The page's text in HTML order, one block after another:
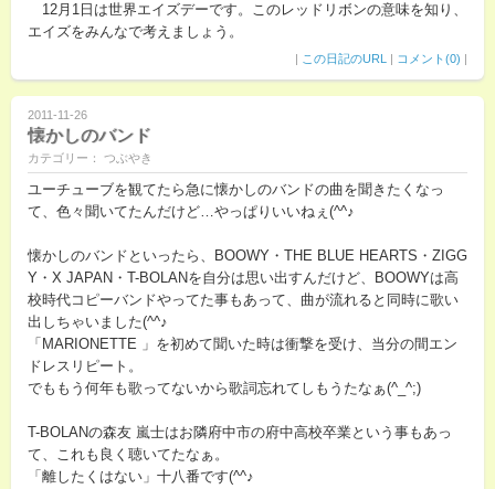
12月1日は世界エイズデーです。このレッドリボンの意味を知り、
エイズをみんなで考えましょう。
| この日記のURL | コメント(0) |
2011-11-26
懐かしのバンド
カテゴリー： つぶやき
ユーチューブを観てたら急に懐かしのバンドの曲を聞きたくなっ
て、色々聞いてたんだけど…やっぱりいいねぇ(^^♪
懐かしのバンドといったら、BOOWY・THE BLUE HEARTS・ZIGG
Y・X JAPAN・T-BOLANを自分は思い出すんだけど、BOOWYは高
校時代コピーバンドやってた事もあって、曲が流れると同時に歌い
出しちゃいました(^^♪
「MARIONETTE 」を初めて聞いた時は衝撃を受け、当分の間エン
ドレスリピート。
でももう何年も歌ってないから歌詞忘れてしもうたなぁ(^_^;)
T-BOLANの森友 嵐士はお隣府中市の府中高校卒業という事もあっ
て、これも良く聴いてたなぁ。
「離したくはない」十八番です(^^♪